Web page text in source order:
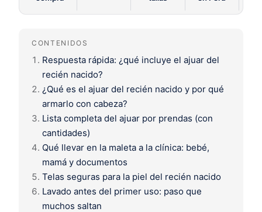
CONTENIDOS
Respuesta rápida: ¿qué incluye el ajuar del
recién nacido?
¿Qué es el ajuar del recién nacido y por qué
armarlo con cabeza?
Lista completa del ajuar por prendas (con
cantidades)
Qué llevar en la maleta a la clínica: bebé,
mamá y documentos
Telas seguras para la piel del recién nacido
Lavado antes del primer uso: paso que
muchos saltan